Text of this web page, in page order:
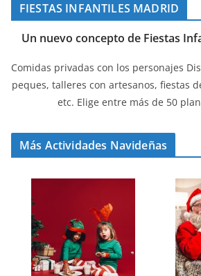
FIESTAS INFANTILES MADRID
Un nuevo concepto de Fiestas
Comidas privadas con los personajes
peques, talleres con artesanos, fiestas
etc. Elige entre más de 50
Más Actividades Navideñas